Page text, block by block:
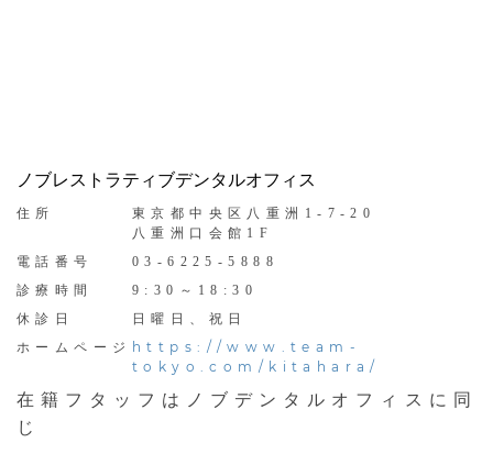
ノブレストラティブデンタルオフィス
住所
東京都中央区八重洲1-7-20
八重洲口会館1F
電話番号
03-6225-5888
診療時間
9:30～18:30
休診日
日曜日、祝日
ホームページ https://www.team-
tokyo.com/kitahara/
在籍フタッフはノブデンタルオフィスに同
じ